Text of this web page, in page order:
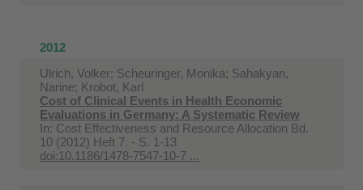
2012
Ulrich, Volker; Scheuringer, Monika; Sahakyan,
Narine; Krobot, Karl
Cost of Clinical Events in Health Economic
Evaluations in Germany: A Systematic Review
In: Cost Effectiveness and Resource Allocation Bd.
10 (2012) Heft 7. - S. 1-13
doi:10.1186/1478-7547-10-7 ...